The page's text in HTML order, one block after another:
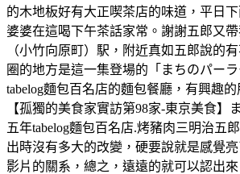
的木地板好有大正喫茶店的味道，平日
婆婆在這喝下午茶話家常。謝謝五郎又
（小竹向原町）駅，附近真如五郎說的
圈的地方是這一集登場的「まちのパー
tabelog麵包百名店的麵包餐廳，有興趣
【孤獨的美食家實訪第98家-東京美食】
五年tabelog麵包百名店.烤豬肉三明治五
出時沒有多大的改變，硬要說就是感覺
影片的關系，總之，遠遠的就可以認出